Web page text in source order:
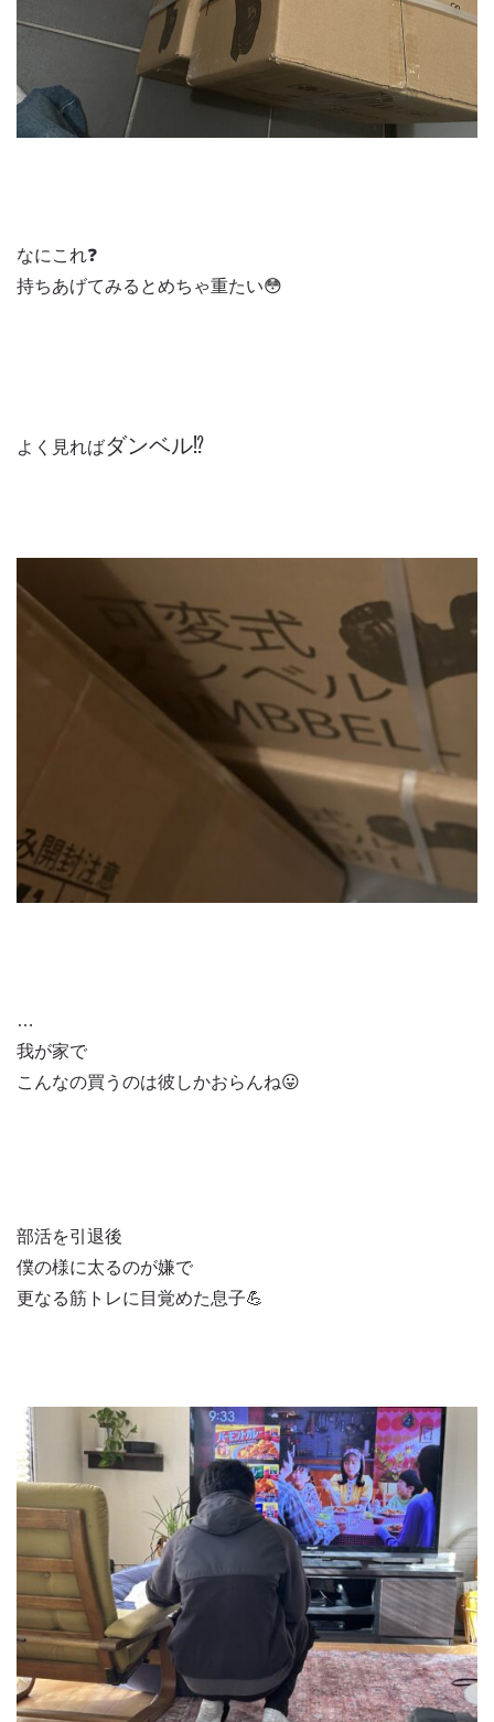
なにこれ❓
持ちあげてみるとめちゃ重たい😳
よく見ればダンベル⁉️
…
我が家で
こんなの買うのは彼しかおらんね😛
部活を引退後
僕の様に太るのが嫌で
更なる筋トレに目覚めた息子💪